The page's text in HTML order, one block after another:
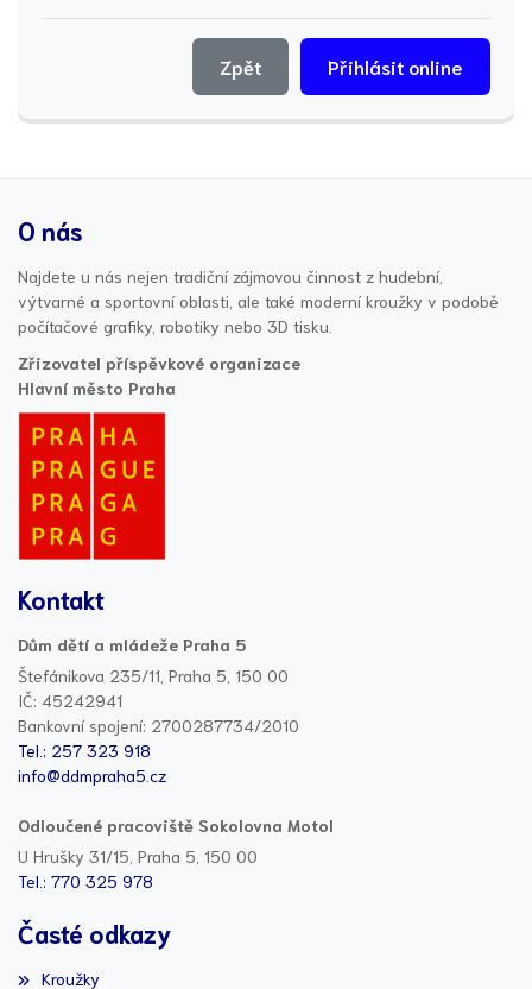
Přihlásit online
Zpět
O nás
Najdete u nás nejen tradiční zájmovou činnost z hudební,
výtvarné a sportovní oblasti, ale také moderní kroužky v podobě
počítačové grafiky, robotiky nebo 3D tisku.
Zřizovatel příspěvkové organizace
Hlavní město Praha
Kontakt
Dům dětí a mládeže Praha 5
Štefánikova 235/11, Praha 5, 150 00
IČ: 45242941
Bankovní spojení: 2700287734/2010
Tel.: 257 323 918
info@ddmpraha5.cz
Odloučené pracoviště Sokolovna Motol
U Hrušky 31/15, Praha 5, 150 00
Tel.: 770 325 978
Časté odkazy
Kroužky